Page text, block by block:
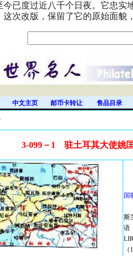
今已度过近八千个日夜。它忠
这次改版，保留了它的原始面貌
中文主页 邮币卡转让
售品目录
3-099－1 驻土耳其大使
国
斯
语